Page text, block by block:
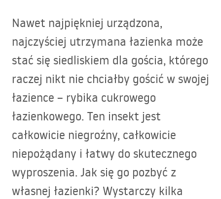
Nawet najpiękniej urządzona,
najczyściej utrzymana łazienka może
stać się siedliskiem dla gościa, którego
raczej nikt nie chciałby gościć w swojej
łazience – rybika cukrowego
łazienkowego. Ten insekt jest
całkowicie niegroźny, całkowicie
niepożądany i łatwy do skutecznego
wyproszenia. Jak się go pozbyć z
własnej łazienki? Wystarczy kilka